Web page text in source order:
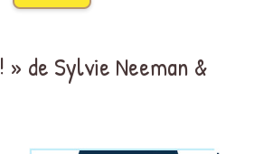
de Sylvie Neeman &